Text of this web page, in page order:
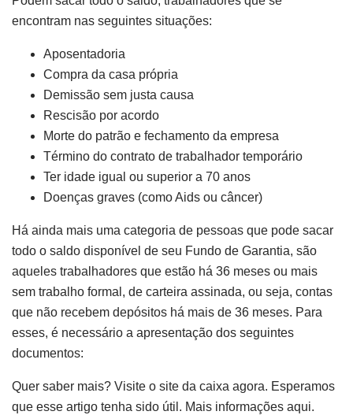
encontram nas seguintes situações:
Aposentadoria
Compra da casa própria
Demissão sem justa causa
Rescisão por acordo
Morte do patrão e fechamento da empresa
Término do contrato de trabalhador temporário
Ter idade igual ou superior a 70 anos
Doenças graves (como Aids ou câncer)
Há ainda mais uma categoria de pessoas que pode sacar
todo o saldo disponível de seu Fundo de Garantia, são
aqueles trabalhadores que estão há 36 meses ou mais
sem trabalho formal, de carteira assinada, ou seja, contas
que não recebem depósitos há mais de 36 meses. Para
esses, é necessário a apresentação dos seguintes
documentos:
Quer saber mais? Visite o site da caixa agora. Esperamos
que esse artigo tenha sido útil. Mais informações aqui.